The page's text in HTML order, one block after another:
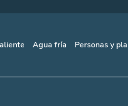
Agua fría Personas y